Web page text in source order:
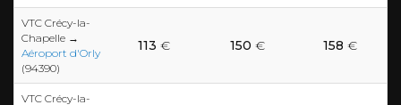
VTC Crécy-la-
Chapelle →
Aéroport d'Orly
(94390)
113 € 150 € 158 €
VTC Crécy-la-